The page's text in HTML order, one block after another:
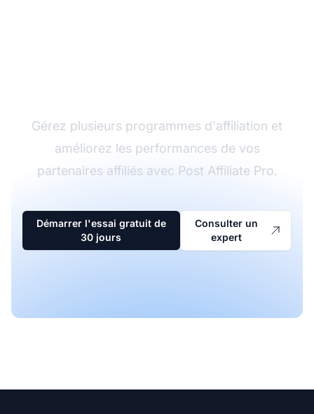
Gérez plusieurs programmes d'affiliation et
améliorez les performances de vos
partenaires affiliés avec Post Affiliate Pro.
Démarrer l'essai gratuit de
30 jours
Consulter un
expert